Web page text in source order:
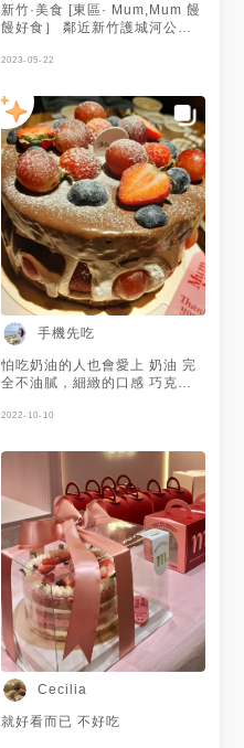
新竹·美食 [東區· Mum,Mum 饅
饅好食］ 鄰近新竹護城河公園
拍照打卡 峇里島度假風還有露
劑 反式脂肪OUT、不冷凍保存
❤️蛋糕種類 🔆伯爵白巧綜合水
果 🔆黑櫻桃苦甜厚黑巧 🔆藍莓
優格乳酪 🔆野莓優格馬斯卡邦
🔆香蕉橙香苦甜黑巧 🔆荔枝葡
萄柚伯爵香緹 🔆法國香緹水果
🔆白葡萄雙餡 🔆提拉米蘇
🔆OREO拿鐵草莓或櫻桃 🔆滿
滿抹茶拿鐵 🔆雙果疊疊千層蛋
糕 🔆雙層哈密瓜 🔆QQ大燕麥提
莎巧克力 ❤️季節短期限定 🔆饅
饅滿滿草莓蛋糕 🔆伯爵香緹法
式軟泡芙 🔆法國草莓茶白巧芙
蓮 🔆紅茶香緹草莓 🔆紅寶石莓
果芙蓮 🔆伯爵玫莓 🍓東方美人
茶 獨特的果香甜味 不過喝到最
後有一點澀 個人沒有很喜歡 🍓
Cheese 和可可碎飽的卡土達內
邦搭配藍莓慕斯 🍓紅茶香緹草
體搭配新鮮草莓切片 整體而言
他們家的裝潢非常浮誇 完全就
是網美店 可惜餐點口味個人覺
得比較普通 飲品的量也不多 餐
點內容：🌕🌕🌑🌑🌑 服務態
度：🌕🌕🌕🌑🌑 環境整潔：🌕🌕
🌕🌕🌑 整體氣氛：🌕🌕🌕🌕🌑
📞：0921911912 📍：新竹市
東區文化街22號2樓 🕑：週三~
週日11:00–22:00 🚯：週二公
休 下載MENU:
https://menutaiwan.onelink.me/
2023-05-22
手機先吃
怕吃奶油的人也會愛上 奶油 完
全不油膩，細緻的口感 巧克力
但不搶風采 三種搭配在一起很
點是貴😂 蠟燭、生日小旗都要
2022-10-10
Cecilia
就好看而已 不好吃